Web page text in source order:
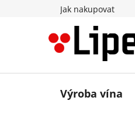
Jak nakupovat
Výroba vína